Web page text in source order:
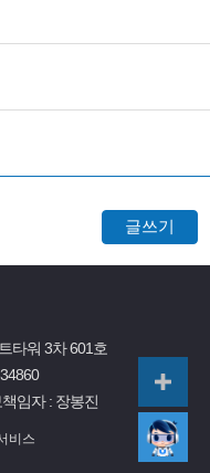
글쓰기
타워 3차 601호
임자 : 장봉진
비스